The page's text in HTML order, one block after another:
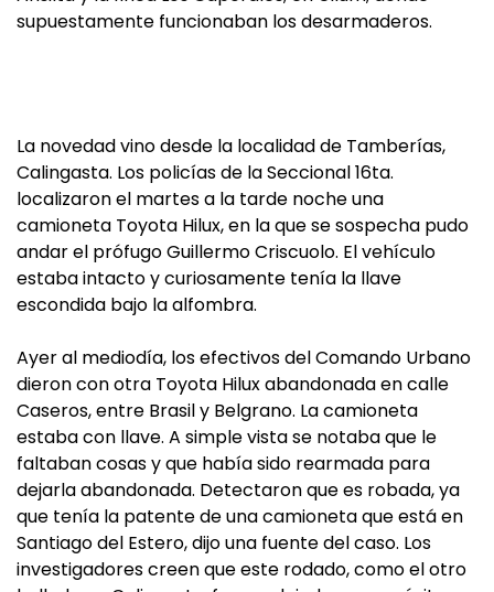
supuestamente funcionaban los desarmaderos.
La novedad vino desde la localidad de Tamberías,
Calingasta. Los policías de la Seccional 16ta.
localizaron el martes a la tarde noche una
camioneta Toyota Hilux, en la que se sospecha pudo
andar el prófugo Guillermo Criscuolo. El vehículo
estaba intacto y curiosamente tenía la llave
escondida bajo la alfombra.
Ayer al mediodía, los efectivos del Comando Urbano
dieron con otra Toyota Hilux abandonada en calle
Caseros, entre Brasil y Belgrano. La camioneta
estaba con llave. A simple vista se notaba que le
faltaban cosas y que había sido rearmada para
dejarla abandonada. Detectaron que es robada, ya
que tenía la patente de una camioneta que está en
Santiago del Estero, dijo una fuente del caso. Los
investigadores creen que este rodado, como el otro